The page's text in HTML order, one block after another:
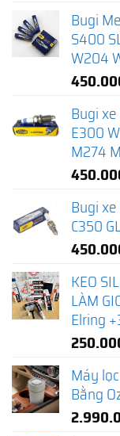
Bugi
S400
W204
Bugi
E300
M274
Bugi
C350
KEO
LÀM
Elring
Máy
Bằng